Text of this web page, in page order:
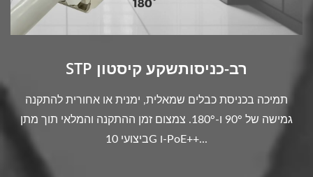
STP רב-כניסותשקע קיסטון
תמיכה בכניסת כבלים שמאלית, ימנית או אחורית להתקנה
גמישה של 90° ו-180°. צמצום זמן ההתקנה והמלאי תוך מתן
ביצועי 10G ו-PoE++...